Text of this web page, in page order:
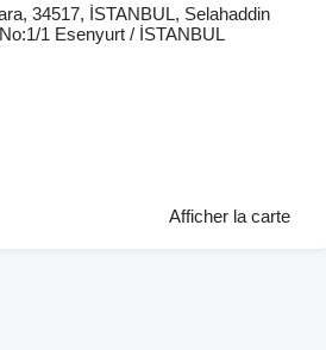
34517, İSTANBUL, Selahaddin
1 Esenyurt / İSTANBUL
Afficher la carte